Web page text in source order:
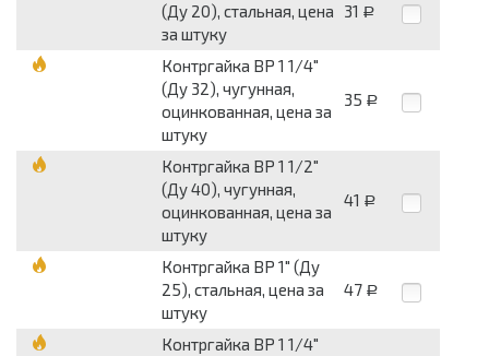
(Ду 20), стальная, цена
за штуку
31 Р
Контргайка ВР 1 1/4"
(Ду 32), чугунная,
оцинкованная, цена за
штуку
35 Р
Контргайка ВР 1 1/2"
(Ду 40), чугунная,
оцинкованная, цена за
штуку
41 Р
Контргайка ВР 1" (Ду
25), стальная, цена за
штуку
47 Р
Контргайка ВР 1 1/4"